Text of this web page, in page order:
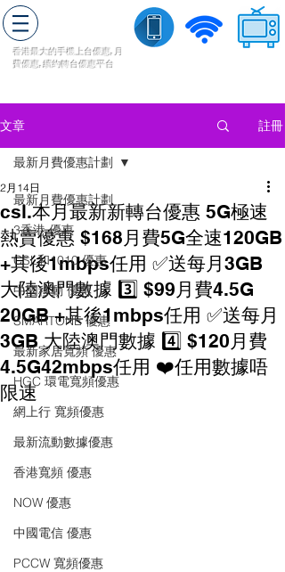
香港最大的手機上台優惠, 月
費優惠,續約轉台優惠平台
文章 註冊
最新月費優惠計劃
3香港 優惠
CSL和1010 優惠
中國移動 優惠
SMARTONE 優惠
最新家居寬頻 優惠
HGC 環電寬頻優惠
網上行 寬頻優惠
最新流動數據優惠
香港寬頻 優惠
NOW 優惠
中國電信 優惠
PCCW 寬頻優惠
最新月費優惠計劃
csl.本月最新新轉台優惠 5G極速‮
賣熱‬優惠 $168月費5G全速120GB
+其後1mbps任用 ✅送每月3GB
大陸澳門數據 3️⃣ $99月費4.5G
20GB +其後1mbps任用 ✅送每月
3GB 大陸澳門數據 4️⃣ $120月費
4.5G42mbps任用 ❤️任用‮據數‬唔
限速
2月14日